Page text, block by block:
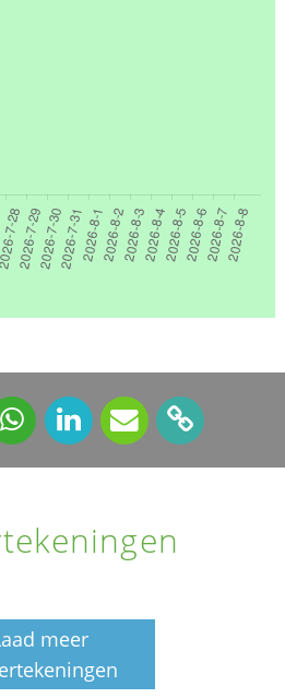
meer